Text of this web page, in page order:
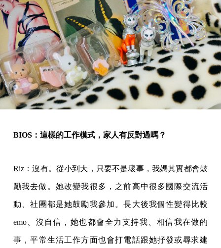
BIOS：這樣的工作模式，家人有反對過嗎？
Riz：沒有。從小到大，只要不是壞事，我媽其實都會鼓
勵我去做。她改變我很多，之前高中很多國際交流活
動、社團都是她鼓勵我參加。長大後我個性變得比較
emo、沒自信，她也都會全力支持我、相信我在做的
事，平常生活工作方面也會打電話跟她抒發或尋求建